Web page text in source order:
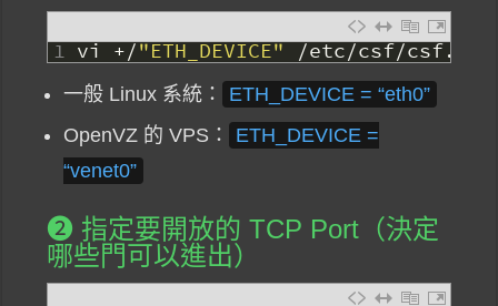
1 vi +/"ETH_DEVICE" /etc/csf/csf.
一般 Linux 系統：
ETH_DEVICE = “eth0”
OpenVZ 的 VPS：
ETH_DEVICE =
“venet0”
❷ 指定要開放的 TCP Port（決定
哪些門可以進出）